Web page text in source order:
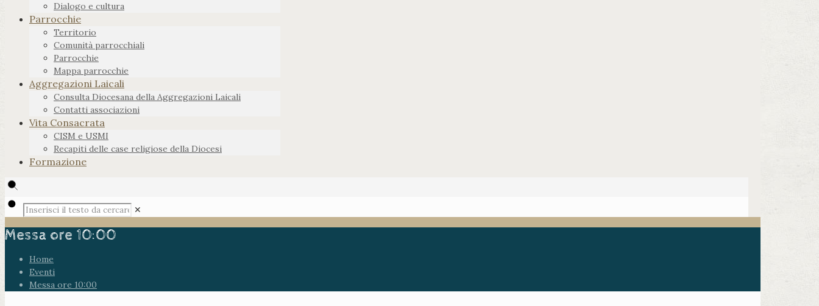
Dialogo e cultura
Parrocchie
Territorio
Comunità parrocchiali
Parrocchie
Mappa parrocchie
Aggregazioni Laicali
Consulta Diocesana della Aggregazioni Laicali
Contatti associazioni
Vita Consacrata
CISM e USMI
Recapiti delle case religiose della Diocesi
Formazione
✕
Messa ore 10:00
Home
Eventi
Messa ore 10:00